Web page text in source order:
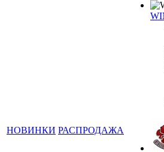
НОВИНКИ РАСПРОДАЖА